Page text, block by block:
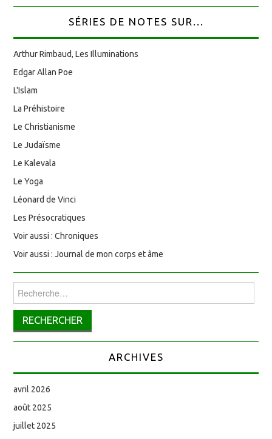
SÉRIES DE NOTES SUR...
Arthur Rimbaud, Les Illuminations
Edgar Allan Poe
L'Islam
La Préhistoire
Le Christianisme
Le Judaïsme
Le Kalevala
Le Yoga
Léonard de Vinci
Les Présocratiques
Voir aussi : Chroniques
Voir aussi : Journal de mon corps et âme
Rechercher :
ARCHIVES
avril 2026
août 2025
juillet 2025